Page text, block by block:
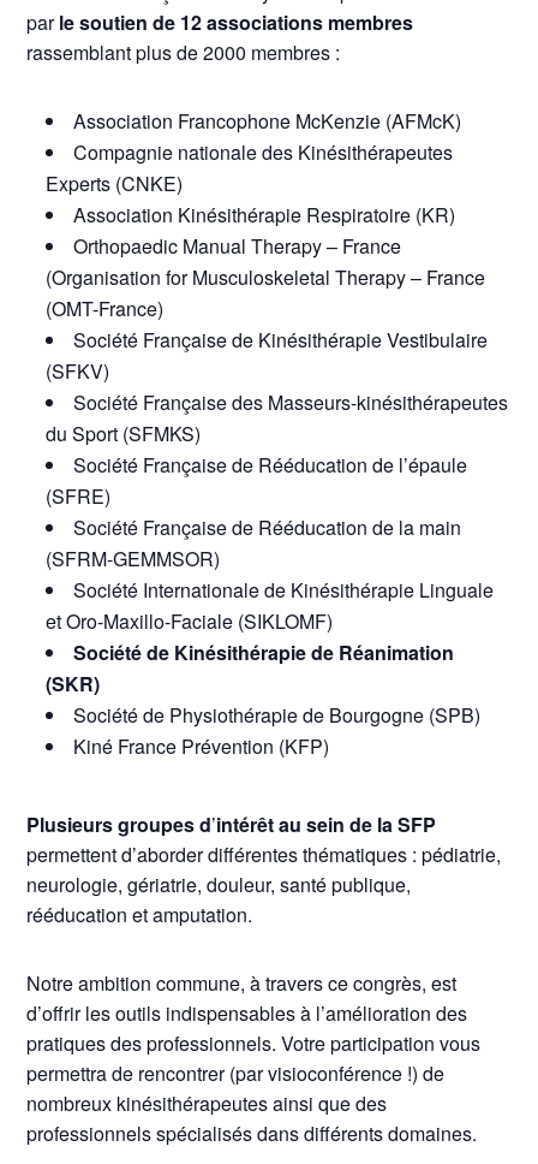
parle soutien de 12 associations membres
rassemblant plus de 2000 membres :
Association Francophone McKenzie (AFMcK)
Compagnie nationale des Kinésithérapeutes
Experts (CNKE)
Association Kinésithérapie Respiratoire (KR)
Orthopaedic Manual Therapy – France
(Organisation for Musculoskeletal Therapy – France
(OMT-France)
Société Française de Kinésithérapie Vestibulaire
(SFKV)
Société Française des Masseurs-kinésithérapeutes
du Sport (SFMKS)
Société Française de Rééducation de l’épaule
(SFRE)
Société Française de Rééducation de la main
(SFRM-GEMMSOR)
Société Internationale de Kinésithérapie Linguale
et Oro-Maxillo-Faciale (SIKLOMF)
Société de Kinésithérapie de Réanimation
(SKR)
Société de Physiothérapie de Bourgogne (SPB)
Kiné France Prévention (KFP)
Plusieurs groupes d’intérêt au sein de la SFP
permettent d’aborder différentes thématiques : pédiatrie,
neurologie, gériatrie, douleur, santé publique,
rééducation et amputation.
Notre ambition commune, à travers ce congrès, est
d’offrir les outils indispensables à l’amélioration des
pratiques des professionnels. Votre participation vous
permettra de rencontrer (par visioconférence !) de
nombreux kinésithérapeutes ainsi que des
professionnels spécialisés dans différents domaines.